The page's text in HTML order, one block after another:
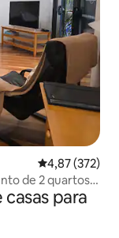
4,87 de uma
4,87 (372)
de 2 quartos
para